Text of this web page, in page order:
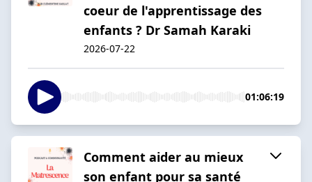
coeur de l'apprentissage des
enfants ? Dr Samah Karaki
2026-07-22
01:06:19
Comment aider au mieux
son enfant pour sa santé